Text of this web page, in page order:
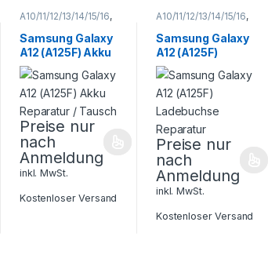
A10/11/12/13/14/15/16,
Samsung,
Smartphone
Reparatur
Samsung Galaxy
A12 (A125F) Akku
Reparatur /
Tausch
Preise nur
nach
Anmeldung
inkl. MwSt.
Kostenloser Versand
A10/11/12/13/14/15/16,
Samsung,
Smartphone
Reparatur
Samsung Galaxy
A12 (A125F)
Ladebuchse
Reparatur
Preise nur
nach
Anmeldung
inkl. MwSt.
Kostenloser Versand